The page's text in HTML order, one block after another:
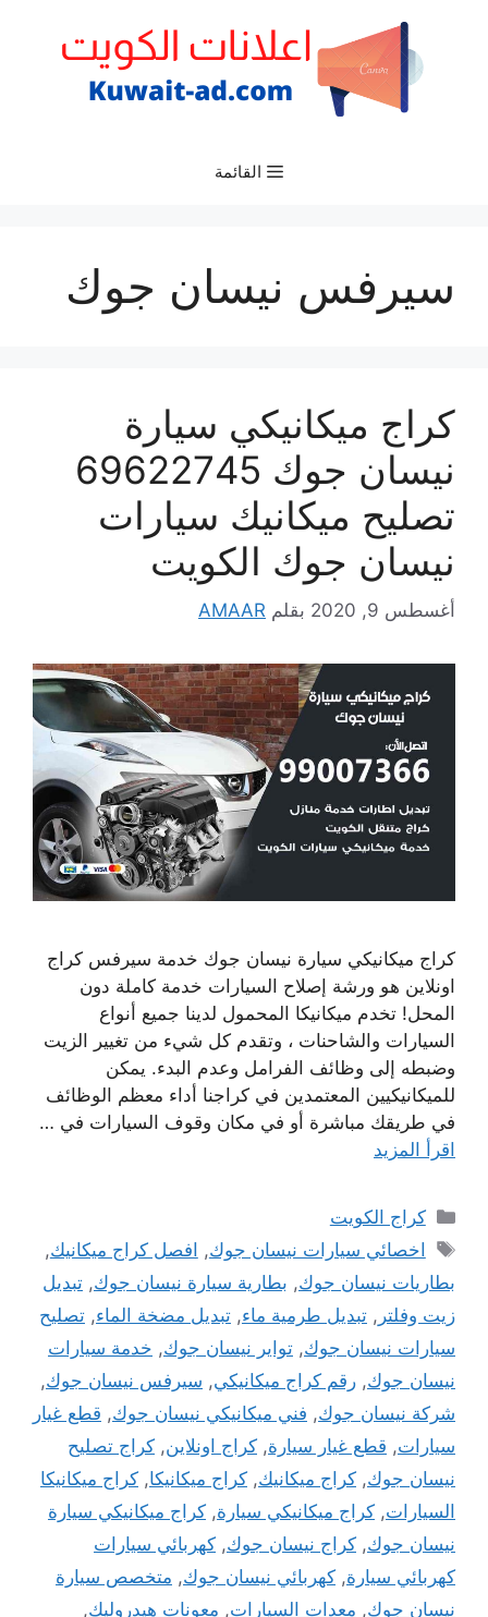
القائمة
سيرفس نيسان جوك
كراج ميكانيكي سيارة
نيسان جوك 69622745
تصليح ميكانيك سيارات
نيسان جوك الكويت
أغسطس 9, 2020 بقلم AMAAR
كراج ميكانيكي سيارة نيسان جوك خدمة سيرفس كراج
اونلاين هو ورشة إصلاح السيارات خدمة كاملة دون
المحل! تخدم ميكانيكا المحمول لدينا جميع أنواع
السيارات والشاحنات ، وتقدم كل شيء من تغيير الزيت
وضبطه إلى وظائف الفرامل وعدم البدء. يمكن
للميكانيكيين المعتمدين في كراجنا أداء معظم الوظائف
في طريقك مباشرة أو في مكان وقوف السيارات في …
اقرأ المزيد
التصنيفات
كراج الكويت
الوسوم
اخصائي سيارات نيسان جوك, افصل كراج ميكانيك,
بطاريات نيسان جوك, بطارية سيارة نيسان جوك, تبديل
زيت وفلتر , تبديل طرمية ماء, تبديل مضخة الماء, تصليح
سيارات نيسان جوك, تواير نيسان جوك, خدمة سيارات
نيسان جوك, رقم كراج ميكانيكي, سيرفس نيسان جوك,
شركة نيسان جوك, فني ميكانيكي نيسان جوك, قطع غيار
سيارات, قطع غيار سيارة, كراج اونلاين, كراج تصليح
نيسان جوك, كراج ميكانيك, كراج ميكانيكا, كراج ميكانيكا
السيارات, كراج ميكانيكي سيارة, كراج ميكانيكي سيارة
نيسان جوك, كراج نيسان جوك, كهربائي سيارات
كهربائي سيارة, كهربائي نيسان جوك, متخصص سيارة
نيسان جوك, معدات السيارات, معونات هيدروليك,